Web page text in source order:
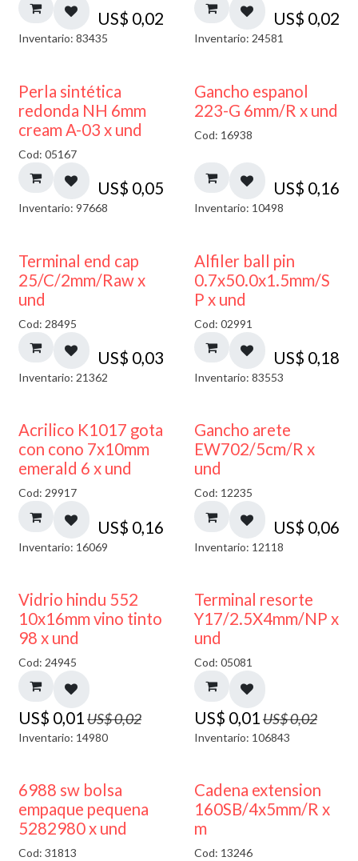
US$ 0,02
Inventario: 83435
US$ 0,02
Inventario: 24581
Perla sintética
redonda NH 6mm
cream A-03 x und
Cod: 05167
US$ 0,05
Inventario: 97668
Gancho espanol
223-G 6mm/R x und
Cod: 16938
US$ 0,16
Inventario: 10498
Terminal end cap
25/C/2mm/Raw x
und
Cod: 28495
US$ 0,03
Inventario: 21362
Alfiler ball pin
0.7x50.0x1.5mm/S
P x und
Cod: 02991
US$ 0,18
Inventario: 83553
Acrilico K1017 gota
con cono 7x10mm
emerald 6 x und
Cod: 29917
US$ 0,16
Inventario: 16069
Gancho arete
EW702/5cm/R x
und
Cod: 12235
US$ 0,06
Inventario: 12118
40% DESCUENTO
Vidrio hindu 552
10x16mm vino tinto
98 x und
Cod: 24945
US$ 0,01 US$0,02
Inventario: 14980
50% DESCUENTO
Terminal resorte
Y17/2.5X4mm/NP x
und
Cod: 05081
US$ 0,01 US$0,02
Inventario: 106843
6988 sw bolsa
empaque pequena
5282980 x und
Cod: 31813
Cadena extension
160SB/4x5mm/R x
m
Cod: 13246